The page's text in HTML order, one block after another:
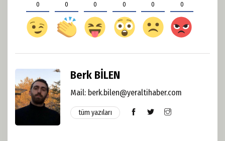
0 0 0 0 0 0
Berk BİLEN
Mail: berk.bilen@yeraltihaber.com
tüm yazıları